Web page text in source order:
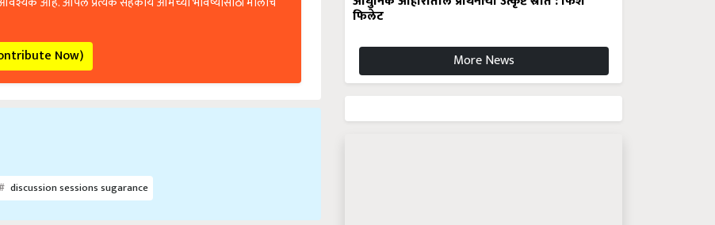
Now)
discussion sessions sugarance
फिलेट
More News